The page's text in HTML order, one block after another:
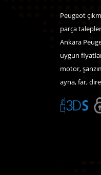
Peugeot
parça
Ankara
uygun
motor,
ayna, far,